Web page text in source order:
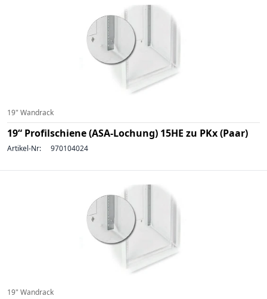
19" Wandrack
19“ Profilschiene (ASA-Lochung) 15HE zu PKx (Paar)
Artikel-Nr: 970104024
19" Wandrack